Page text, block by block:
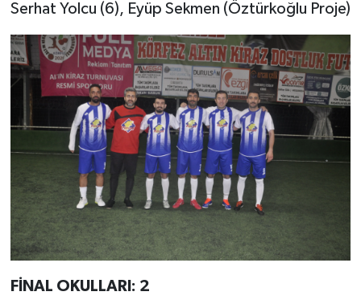
Serhat Yolcu (6), Eyüp Sekmen (Öztürkoğlu Proje)
FİNAL OKULLARI: 2